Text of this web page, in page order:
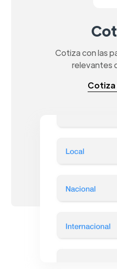
Cotiza con las
relevantes
Cotiza